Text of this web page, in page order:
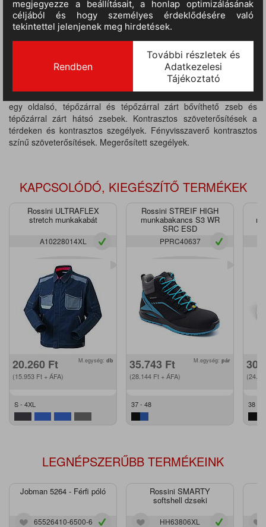
TERMÉKINFORMÁCIÓ
g/m2. Egész évben használható munkanadrág rugalmas (stretch)
anyagból, elasztikus oldalsó derékrésszel és övhurkokkal. Két
nagyméretű, kontrasztos külső megerősítéssel ellátott elülső
zseb, többfunkciós, bővíthető oldalzseb fényvisszaverő csíkkal,
egy oldalsó, tépőzárral és tépőzárral zárt bővíthető zseb és
tépőzárral zárt hátsó zsebek. Kontrasztos szöveterősítések a
térdeken és kontrasztos szegélyek. Fényvisszaverő kontrasztos
színű szöveterősítések. Megerősített szegélyek.
KAPCSOLÓDÓ, KIEGÉSZÍTŐ TERMÉKEK
Rossini ULTRAFLEX
stretch munkakabát
A10228014XL
20.260 Ft
(15.953 Ft + ÁFA)
M.egység: db
S - 4XL
Rossini STREIF HIGH
munkabakancs S3 WR
SRC ESD
PPRC40637
35.743 Ft
(28.144 Ft + ÁFA)
M.egység: pár
37 - 48 38 -
LEGNÉPSZERŰBB TERMÉKEINK
Jobman 5264 - Férfi póló
65526410-6500-6
Rossini SMARTY
softshell dzseki
HH63806XL